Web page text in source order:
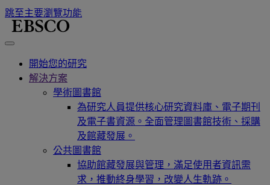
跳至主要瀏覽功能
開始您的研究
解決方案
學術圖書館
為研究人員提供核心研究資料庫、電子期刊
及電子書資源。全面管理圖書館技術、採購
及館藏發展。
公共圖書館
協助館藏發展與管理，滿足使用者資訊需
求，推動終身學習，改變人生軌跡。